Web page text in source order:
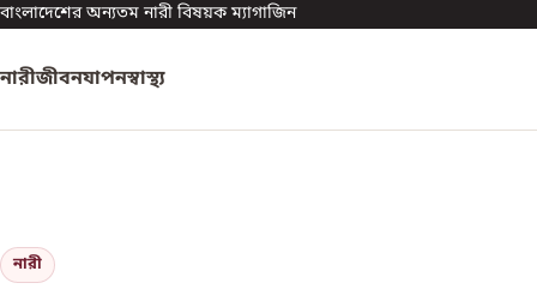
বাংলাদেশের অন্যতম নারী বিষয়ক ম্যাগাজিন
নারীজীবনযাপনস্বাস্থ্য
নারী